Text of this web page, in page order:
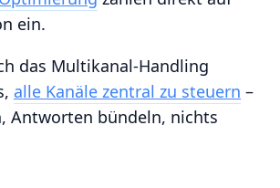
ein.
das Multikanal‑Handling
alle Kanäle zentral zu steuern –
Antworten bündeln, nichts